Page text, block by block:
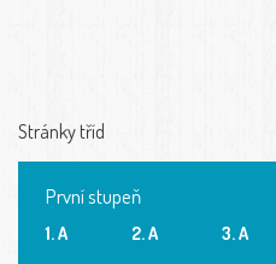
Stránky tříd
První stupeň
1. A 2. A 3. A